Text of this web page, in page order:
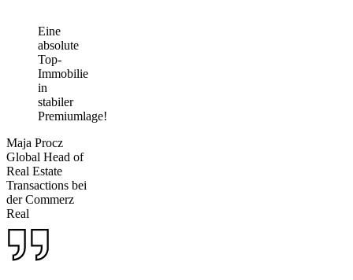
Eine
absolute
Top-
Immobilie
in
stabiler
Premiumlage!
Maja Procz
Global Head of
Real Estate
Transactions bei
der Commerz
Real